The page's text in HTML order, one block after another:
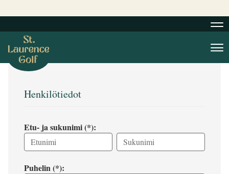
Henkilötiedot
Etu- ja sukunimi (*):
Puhelin (*):